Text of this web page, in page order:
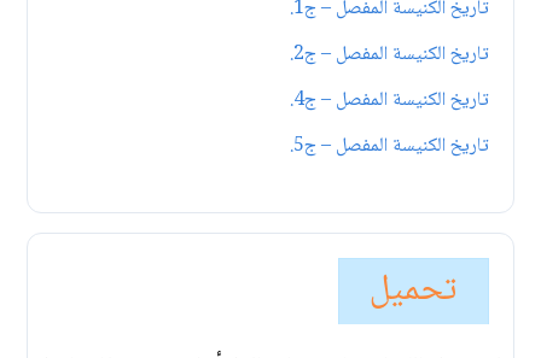
تاريخ الكنيسة المفصل – ج1.
تاريخ الكنيسة المفصل – ج2.
تاريخ الكنيسة المفصل – ج4.
تاريخ الكنيسة المفصل – ج5.
تحميل